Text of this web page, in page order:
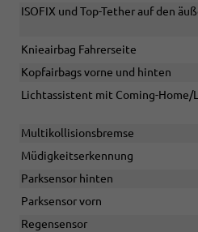
ISOFIX und Top-Tether auf den
Knieairbag Fahrerseite
Kopfairbags vorne und hinten
Lichtassistent mit Coming-Home/
Multikollisionsbremse
Müdigkeitserkennung
Parksensor hinten
Parksensor vorn
Regensensor